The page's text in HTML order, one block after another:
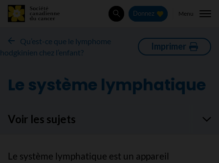
Rechercher
Donnez Menu
Qu’est-ce que le lymphome
hodgkinien chez l’enfant?
Imprimer
Le système lymphatique
Voir les sujets
Le système lymphatique est un appareil